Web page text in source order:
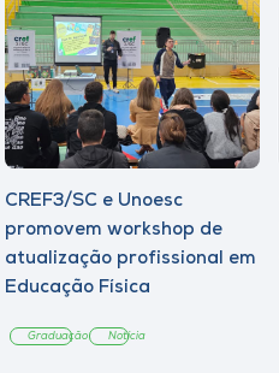
CREF3/SC e Unoesc
promovem workshop de
atualização profissional em
Educação Física
Graduação Notícia